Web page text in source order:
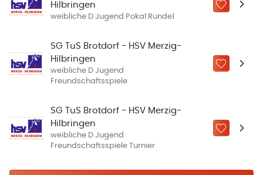
Hilbringen
weibliche D Jugend Pokal Runde1
ZU „MEINE
SG TuS Brotdorf - HSV Merzig-
Hilbringen
weibliche D Jugend
Freundschaftsspiele
ZU „MEINE
SG TuS Brotdorf - HSV Merzig-
Hilbringen
weibliche D Jugend
Freundschaftsspiele Turnier
ZU „MEINE